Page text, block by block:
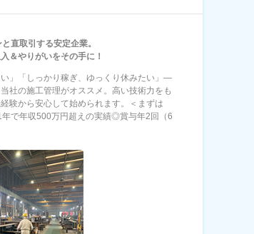
直取引する安定企業。
＆やりがいをその手に！
い」「しっかり稼ぎ、ゆっくり休みたい」―
社の施工管理がオススメ。高い技術力をも
験から安心して始められます。＜まずは
で年収500万円超えの実績◎賞与年2回（6